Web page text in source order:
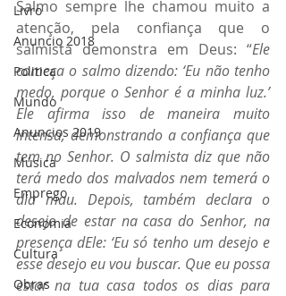
Livro
Anuncio 2018
Politica
Mundo
Anuncios 2019
Música
Emprego
Economia
Cultura
Obras
Salmo sempre lhe chamou muito a
atenção, pela confiança que o
salmista demonstra em Deus: “Ele
começa o salmo dizendo: ‘Eu não tenho
medo, porque o Senhor é a minha luz.’
Ele afirma isso de maneira muito
intensa, demonstrando a confiança que
tem no Senhor. O salmista diz que não
terá medo dos malvados nem temerá o
dia mau. Depois, também declara o
desejo de estar na casa do Senhor, na
presença dEle: ‘Eu só tenho um desejo e
esse desejo eu vou buscar. Que eu possa
estar na tua casa todos os dias para